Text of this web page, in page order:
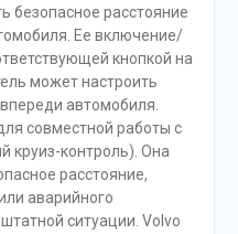
безопасное расстояние
Ее включение/
кнопкой на
может настроить
автомобиля.
совместной работы с
круиз-контроль). Она
расстояние,
аварийного
ситуации. Volvo